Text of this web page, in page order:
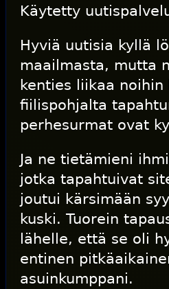
Käytetty
Hyviä uutisia kyllä
maailmasta, mutta
kenties liikaa noihin
fiilispohjalta
perhesurmat ovat
Ja ne tietämieni
jotka tapahtuivat
joutui kärsimään
kuski. Tuorein
lähelle, että se oli
entinen
asuinkumppani.